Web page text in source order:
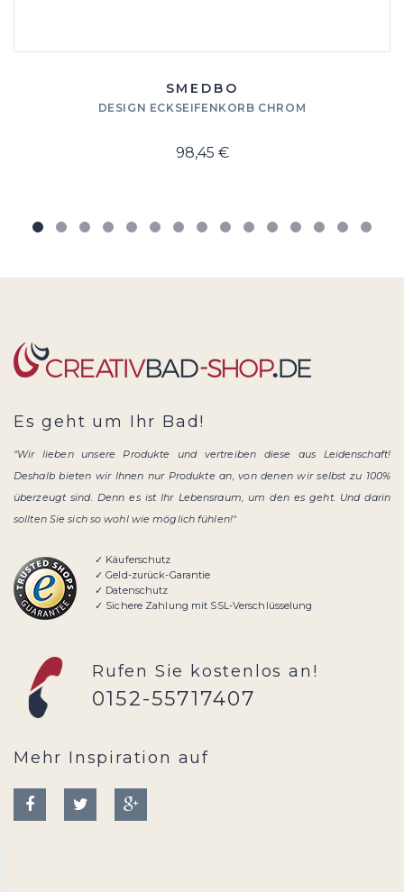
SMEDBO
DESIGN ECKSEIFENKORB CHROM
98,45 €
Es geht um Ihr Bad!
"Wir lieben unsere Produkte und vertreiben diese aus Leidenschaft!
Deshalb bieten wir Ihnen nur Produkte an, von denen wir selbst zu 100%
überzeugt sind. Denn es ist Ihr Lebensraum, um den es geht. Und darin
sollten Sie sich so wohl wie möglich fühlen!"
✓ Käuferschutz
✓ Geld-zurück-Garantie
✓ Datenschutz
✓ Sichere Zahlung mit SSL-Verschlüsselung
Rufen Sie kostenlos an!
0152-55717407
Mehr Inspiration auf